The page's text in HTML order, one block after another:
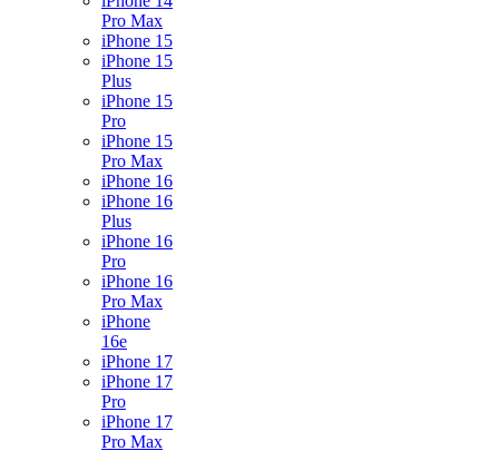
Pro Max
iPhone 15
iPhone 15
Plus
iPhone 15
Pro
iPhone 15
Pro Max
iPhone 16
iPhone 16
Plus
iPhone 16
Pro
iPhone 16
Pro Max
iPhone
16e
iPhone 17
iPhone 17
Pro
iPhone 17
Pro Max